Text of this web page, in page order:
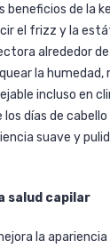
beneficios de la
el frizz y la
alrededor de
la humedad,
incluso en
los días de
suave y
salud capilar
la